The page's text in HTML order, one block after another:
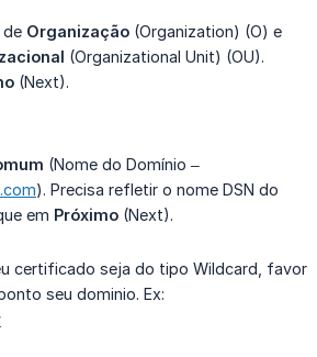
de Organização (Organization) (O) e
(Organizational Unit) (OU).
(Next).
(Nome do Domínio –
). Precisa refletir o nome DSN do
em Próximo (Next).
certificado seja do tipo Wildcard, favor
seu dominio. Ex: